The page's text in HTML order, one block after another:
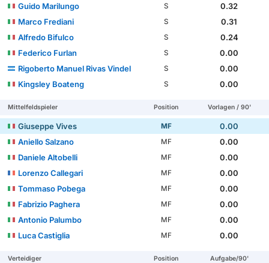
Guido Marilungo
S
0.32
Marco Frediani
S
0.31
Alfredo Bifulco
S
0.24
Federico Furlan
S
0.00
Rigoberto Manuel Rivas Vindel
S
0.00
Kingsley Boateng
S 0.00
Mittelfeldspieler Position Vorlagen / 90'
Giuseppe Vives MF
0.00
Aniello Salzano
MF
0.00
Daniele Altobelli
MF
0.00
Lorenzo Callegari
MF
0.00
Tommaso Pobega
MF
0.00
Fabrizio Paghera
MF
0.00
Antonio Palumbo
MF
0.00
Luca Castiglia
MF 0.00
Verteidiger Position Aufgabe/90'